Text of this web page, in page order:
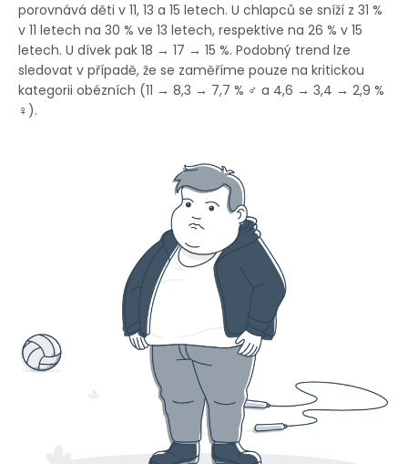
porovnává děti v 11, 13 a 15 letech. U chlapců se sníží z 31 %
v 11 letech na 30 % ve 13 letech, respektive na 26 % v 15
letech. U dívek pak 18 → 17 → 15 %. Podobný trend lze
sledovat v případě, že se zaměříme pouze na kritickou
kategorii obézních (11 → 8,3 → 7,7 % ♂ a 4,6 → 3,4 → 2,9 %
♀).